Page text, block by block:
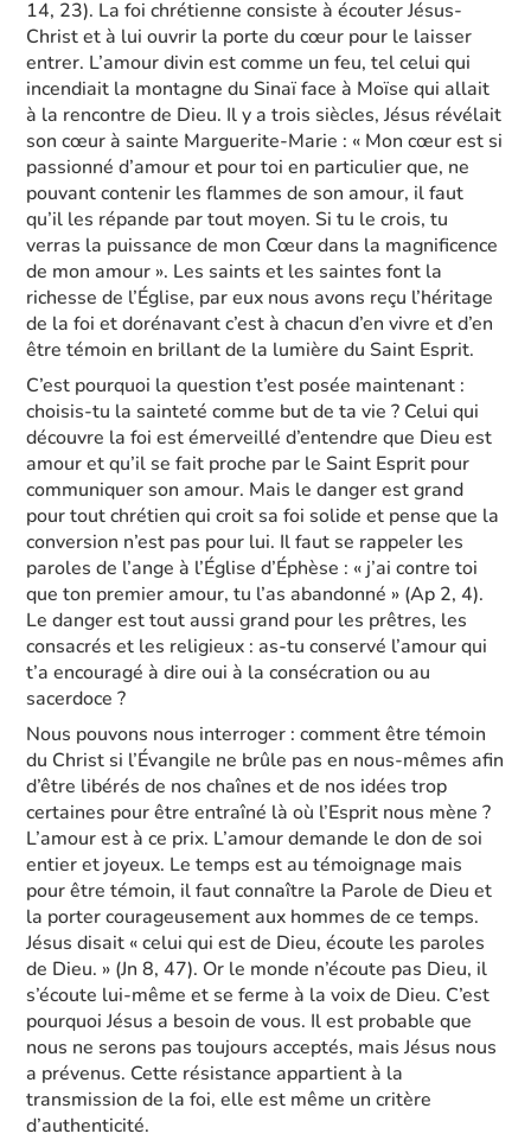
14, 23). La foi chrétienne consiste à écouter Jésus-
Christ et à lui ouvrir la porte du cœur pour le laisser
entrer. L’amour divin est comme un feu, tel celui qui
incendiait la montagne du Sinaï face à Moïse qui allait
à la rencontre de Dieu. Il y a trois siècles, Jésus révélait
son cœur à sainte Marguerite-Marie : « Mon cœur est si
passionné d’amour et pour toi en particulier que, ne
pouvant contenir les flammes de son amour, il faut
qu’il les répande par tout moyen. Si tu le crois, tu
verras la puissance de mon Cœur dans la magnificence
de mon amour ». Les saints et les saintes font la
richesse de l’Église, par eux nous avons reçu l’héritage
de la foi et dorénavant c’est à chacun d’en vivre et d’en
être témoin en brillant de la lumière du Saint Esprit.
C’est pourquoi la question t’est posée maintenant :
choisis-tu la sainteté comme but de ta vie ? Celui qui
découvre la foi est émerveillé d’entendre que Dieu est
amour et qu’il se fait proche par le Saint Esprit pour
communiquer son amour. Mais le danger est grand
pour tout chrétien qui croit sa foi solide et pense que la
conversion n’est pas pour lui. Il faut se rappeler les
paroles de l’ange à l’Église d’Éphèse : « j’ai contre toi
que ton premier amour, tu l’as abandonné » (Ap 2, 4).
Le danger est tout aussi grand pour les prêtres, les
consacrés et les religieux : as-tu conservé l’amour qui
t’a encouragé à dire oui à la consécration ou au
sacerdoce ?
Nous pouvons nous interroger : comment être témoin
du Christ si l’Évangile ne brûle pas en nous-mêmes afin
d’être libérés de nos chaînes et de nos idées trop
certaines pour être entraîné là où l’Esprit nous mène ?
L’amour est à ce prix. L’amour demande le don de soi
entier et joyeux. Le temps est au témoignage mais
pour être témoin, il faut connaître la Parole de Dieu et
la porter courageusement aux hommes de ce temps.
Jésus disait « celui qui est de Dieu, écoute les paroles
de Dieu. » (Jn 8, 47). Or le monde n’écoute pas Dieu, il
s’écoute lui-même et se ferme à la voix de Dieu. C’est
pourquoi Jésus a besoin de vous. Il est probable que
nous ne serons pas toujours acceptés, mais Jésus nous
a prévenus. Cette résistance appartient à la
transmission de la foi, elle est même un critère
d’authenticité.